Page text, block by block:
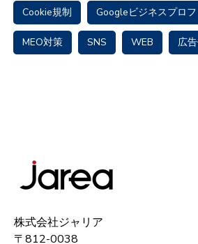
Cookie規制 Googleビジネスプロ
MEO対策 SNS WEB 広
株式会社ジャリア
〒812-0038